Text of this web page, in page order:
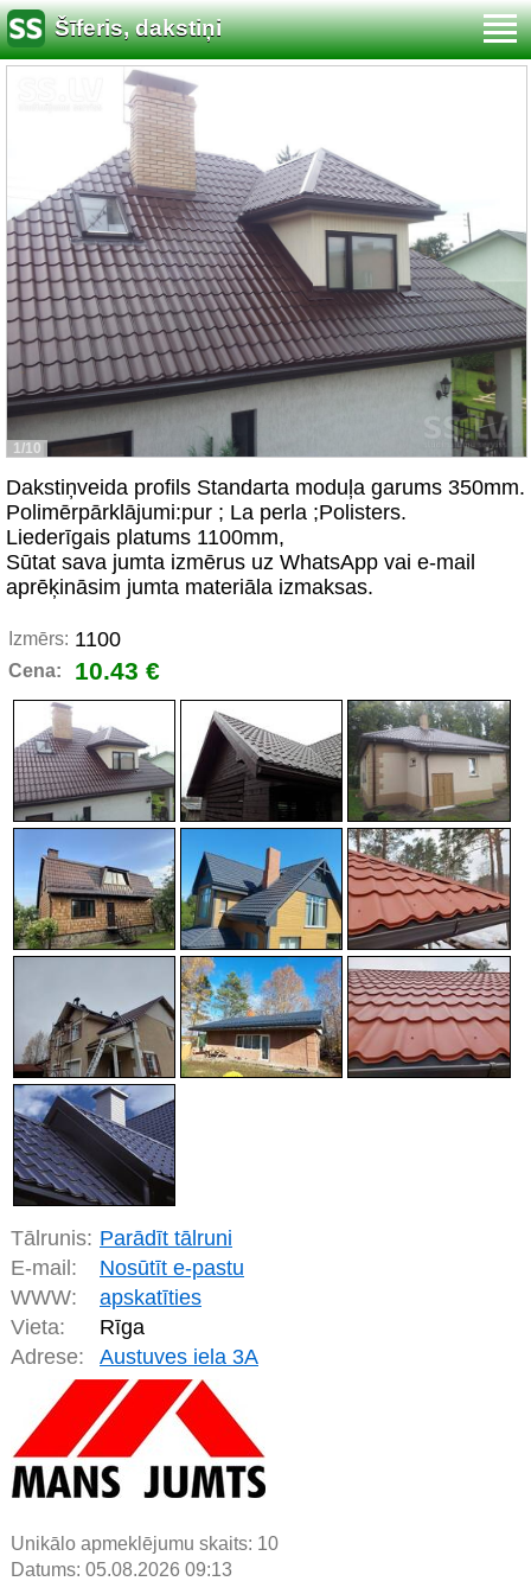
Šīferis, dakstiņi
1/10
Dakstiņveida profils Standarta moduļa garums 350mm.
Polimērpārklājumi:pur ; La perla ;Polisters.
Liederīgais platums 1100mm,
Sūtat sava jumta izmērus uz WhatsApp vai e-mail
aprēķināsim jumta materiāla izmaksas.
Izmērs: 1100
Cena: 10.43 €
Tālrunis: Parādīt tālruni
E-mail:
Nosūtīt e-pastu
WWW:
apskatīties
Vieta:
Rīga
Adrese:
Austuves iela 3A
Unikālo apmeklējumu skaits: 10
Datums: 05.08.2026 09:13